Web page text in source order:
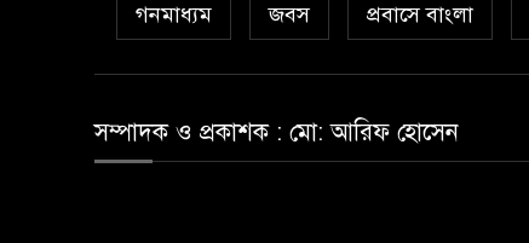
গনমাধ্যম জবস প্রবাসে বাংলা
সম্পাদক ও প্রকাশক : মো: আরিফ হোসেন